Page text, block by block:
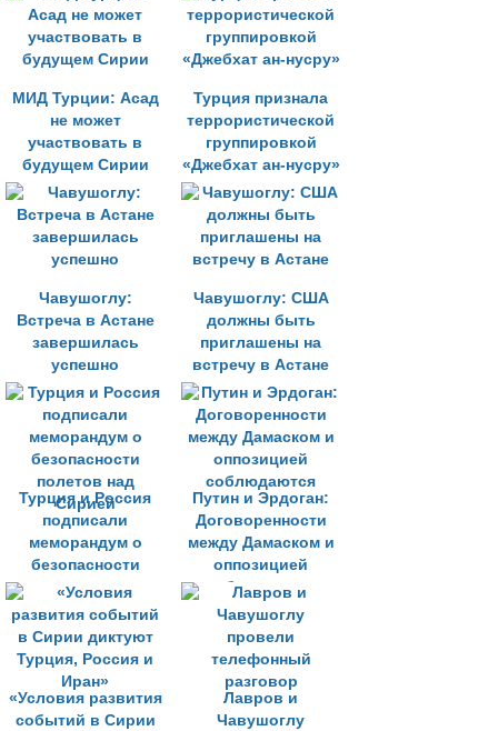
оппозиции Сирии
МИД Турции: Асад
не может
участвовать в
будущем Сирии
Турция признала
террористической
группировкой
«Джебхат ан-нусру»
Чавушоглу:
Встреча в Астане
завершилась
успешно
Чавушоглу: США
должны быть
приглашены на
встречу в Астане
Турция и Россия
подписали
меморандум о
безопасности
полетов над
Сирией
Путин и Эрдоган:
Договоренности
между Дамаском и
оппозицией
соблюдаются
«Условия развития
событий в Сирии
Лавров и
Чавушоглу